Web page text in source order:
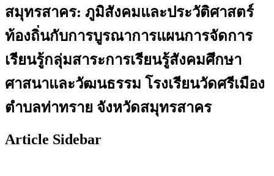
สมุทรสาคร: ภูมิสังคมและประวัติศาสตร์
ท้องถิ่นกับการบูรณาการแผนการจัดการ
เรียนรู้กลุ่มสาระการเรียนรู้สังคมศึกษา
ศาสนาและวัฒนธรรม โรงเรียนวัดศรีเมือง
ตำบลท่าทราย จังหวัดสมุทรสาคร
Article Sidebar